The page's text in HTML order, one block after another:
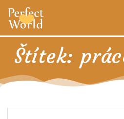
Štítek: